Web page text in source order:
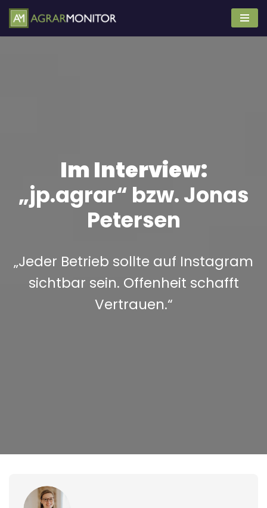
Zum
Im Interview:
„jp.agrar“ bzw. Jonas
Petersen
„Jeder Betrieb sollte auf Instagram
sichtbar sein. Offenheit schafft
Vertrauen.“